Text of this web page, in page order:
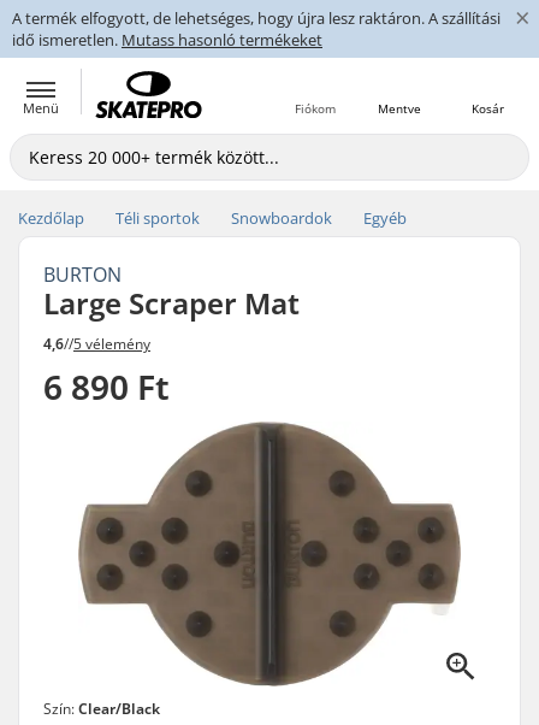
A termék elfogyott, de lehetséges, hogy újra lesz raktáron. A szállítási
idő ismeretlen. Mutass hasonló termékeket
×
Menü Kosár
Mentve
Fiókom
Kezdőlap Téli sportok Snowboardok Egyéb
BURTON
Large Scraper Mat
4,6//5 vélemény
6 890 Ft
Szín:Clear/Black